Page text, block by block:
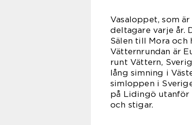
Vasaloppet, som
deltagare varje år.
Sälen till Mora och
Vätternrundan är
runt Vättern,
lång simning i
simloppen i
på Lidingö utanför
och stigar.